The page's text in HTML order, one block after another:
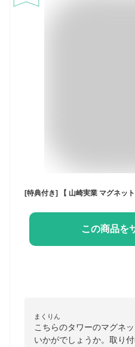
この商品を
まくりん
こちらのタワーのマグネ
いかがでしょうか。取り